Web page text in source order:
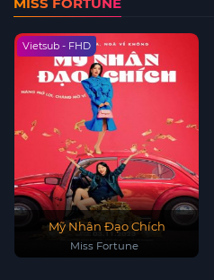
Vietsub - FHD
Mỹ Nhân Đạo Chích
Miss Fortune